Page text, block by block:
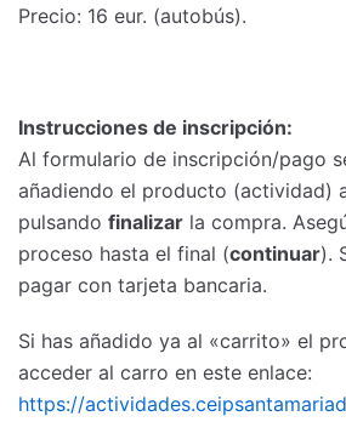
Precio: 16 eur. (autobús).
Instrucciones de inscripción:
Al formulario de inscripción/pago
añadiendo el producto (actividad)
pulsando finalizar la compra.
proceso hasta el final (continuar).
pagar con tarjeta bancaria.
Si has añadido ya al «carrito» el
acceder al carro en este enlace:
https://